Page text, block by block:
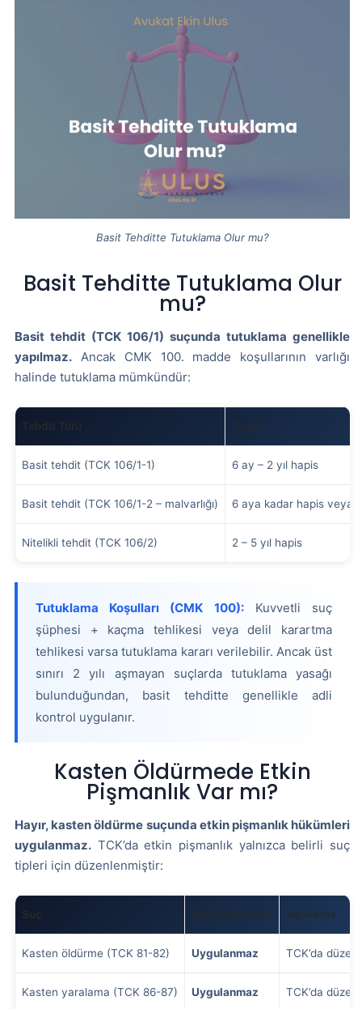
Basit Tehditte Tutuklama Olur mu?
Basit Tehditte Tutuklama Olur
mu?
Basit tehdit (TCK 106/1) suçunda tutuklama genellikle
yapılmaz. Ancak CMK 100. madde koşullarının varlığı
halinde tutuklama mümkündür:
Tehdit Türü Ceza
Basit tehdit (TCK 106/1-1) 6 ay – 2 yıl hapis
Basit tehdit (TCK 106/1-2 – malvarlığı) 6 aya kadar hapis veya
Nitelikli tehdit (TCK 106/2) 2 – 5 yıl hapis
Tutuklama Koşulları (CMK 100):Kuvvetli suç
şüphesi + kaçma tehlikesi veya delil karartma
tehlikesi varsa tutuklama kararı verilebilir. Ancak üst
sınırı 2 yılı aşmayan suçlarda tutuklama yasağı
bulunduğundan, basit tehditte genellikle adli
kontrol uygulanır.
Kasten Öldürmede Etkin
Pişmanlık Var mı?
Hayır, kasten öldürme suçunda etkin pişmanlık hükümleri
uygulanmaz. TCK’da etkin pişmanlık yalnızca belirli suç
tipleri için düzenlenmiştir:
Suç Etkin Pişmanlık Açıklama
Kasten öldürme (TCK 81-82) Uygulanmaz TCK’da
Kasten yaralama (TCK 86-87) Uygulanmaz TCK’da